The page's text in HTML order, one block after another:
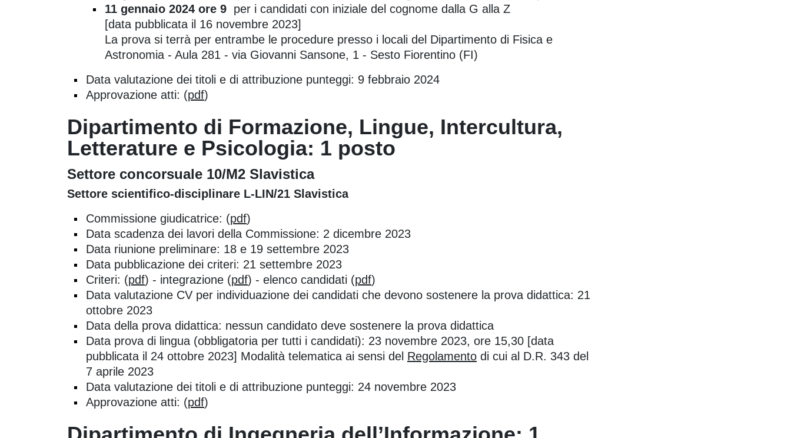
11 gennaio 2024 ore 9 per i candidati con iniziale del cognome dalla G alla Z
[data pubblicata il 16 novembre 2023]
La prova si terrà per entrambe le procedure presso i locali del Dipartimento di Fisica e
Astronomia - Aula 281 - via Giovanni Sansone, 1 - Sesto Fiorentino (FI)
Data valutazione dei titoli e di attribuzione punteggi: 9 febbraio 2024
Approvazione atti: (pdf)
Dipartimento di Formazione, Lingue, Intercultura,
Letterature e Psicologia: 1 posto
Settore concorsuale 10/M2 Slavistica
Settore scientifico-disciplinare L-LIN/21 Slavistica
Commissione giudicatrice: (pdf)
Data scadenza dei lavori della Commissione: 2 dicembre 2023
Data riunione preliminare: 18 e 19 settembre 2023
Data pubblicazione dei criteri: 21 settembre 2023
Criteri: (pdf) - integrazione (pdf) - elenco candidati (pdf)
Data valutazione CV per individuazione dei candidati che devono sostenere la prova didattica: 21
ottobre 2023
Data della prova didattica: nessun candidato deve sostenere la prova didattica
Data prova di lingua (obbligatoria per tutti i candidati): 23 novembre 2023, ore 15,30 [data
pubblicata il 24 ottobre 2023] Modalità telematica ai sensi del Regolamento di cui al D.R. 343 del
7 aprile 2023
Data valutazione dei titoli e di attribuzione punteggi: 24 novembre 2023
Approvazione atti: (pdf)